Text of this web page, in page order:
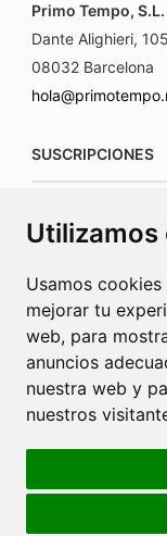
Utilizamos
Usamos
mejorar tu
web, para
anuncios
nuestra web y
nuestros
Primo Tempo, S.L.
Dante Alighieri,
08032 Barcelona
SUSCRIPCIONES
PUBLICIDAD